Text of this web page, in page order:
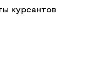
курсантов